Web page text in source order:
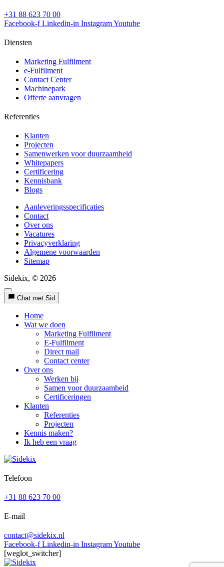
+31 88 623 70 00
Facebook-f Linkedin-in InstagramYoutube
Diensten
Marketing Fulfilment
e-Fulfilment
Contact Center
Machinepark
Offerte aanvragen
Referenties
Klanten
Projecten
Samenwerken voor duurzaamheid
Whitepapers
Certificering
Kennisbank
Blogs
Aanleveringsspecificaties
Contact
Over ons
Vacatures
Privacyverklaring
Algemene voorwaarden
Sitemap
Sidekix, © 2026
Chat met Sid
Home
Wat we doen
Marketing Fulfilment
E-Fulfilment
Direct mail
Contact center
Over ons
Werken bij
Samen voor duurzaamheid
Certificeringen
Klanten
Referenties
Projecten
Kennis maken?
Ik heb een vraag
Telefoon
+31 88 623 70 00
E-mail
contact@sidekix.nl
Facebook-f Linkedin-in InstagramYoutube
[weglot_switcher]